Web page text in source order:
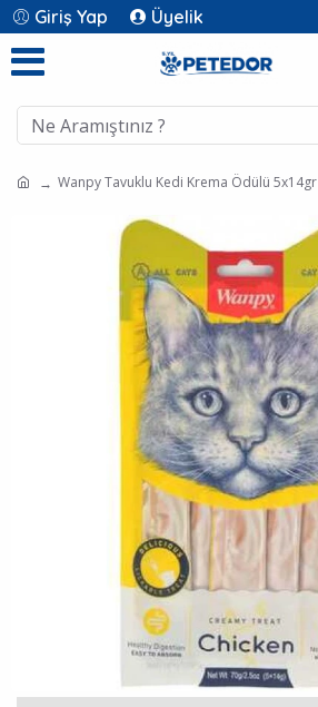
Giriş Yap Üyelik
Wanpy Tavuklu Kedi Krema Ödülü 5x14gr